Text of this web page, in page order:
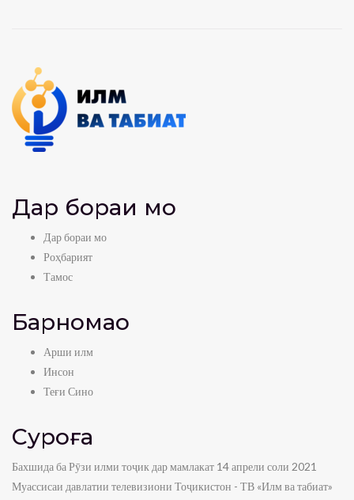
Дар бораи мо
Дар бораи мо
Роҳбарият
Тамос
Барномаҳо
Арши илм
Инсон
Теғи Сино
Суроға
Бахшида ба Рӯзи илми тоҷик дар мамлакат 14 апрели соли 2021
Муассисаи давлатии телевизиони Тоҷикистон - ТВ «Илм ва табиат»